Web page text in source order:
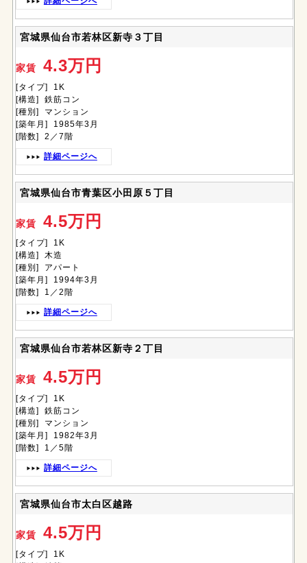
宮城県仙台市若林区新寺３丁目
家賃 4.3万円
[タイプ] 1K
[構造] 鉄筋コン
[種別] マンション
[築年月] 1985年3月
[階数] 2／7階
詳細ページへ
宮城県仙台市青葉区小田原５丁目
家賃 4.5万円
[タイプ] 1K
[構造] 木造
[種別] アパート
[築年月] 1994年3月
[階数] 1／2階
詳細ページへ
宮城県仙台市若林区新寺２丁目
家賃 4.5万円
[タイプ] 1K
[構造] 鉄筋コン
[種別] マンション
[築年月] 1982年3月
[階数] 1／5階
詳細ページへ
宮城県仙台市太白区越路
家賃 4.5万円
[タイプ] 1K